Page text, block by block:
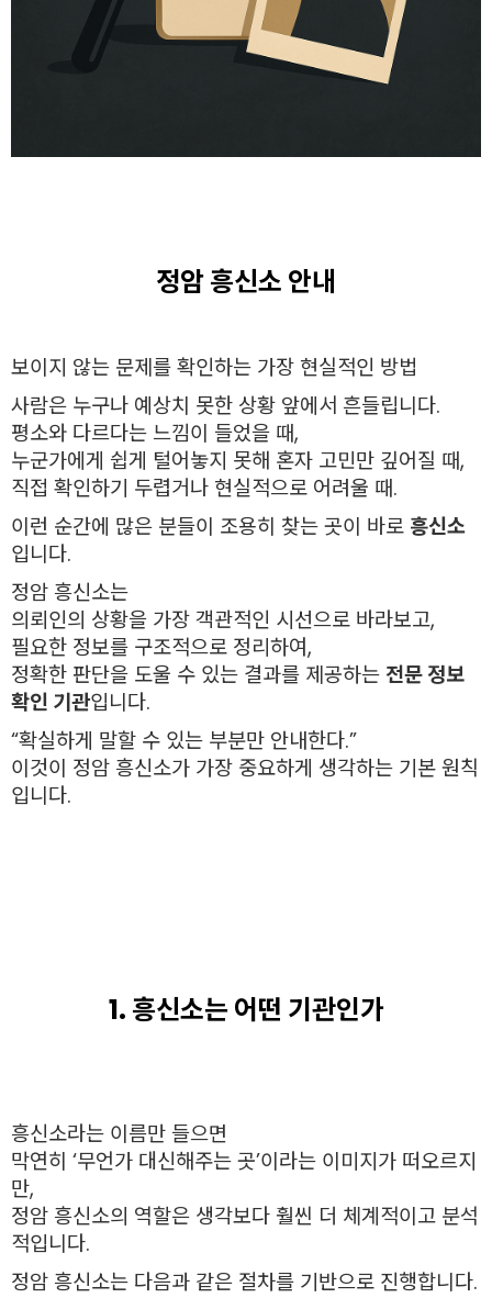
정암 흥신소 안내
보이지 않는 문제를 확인하는 가장 현실적인 방법
사람은 누구나 예상치 못한 상황 앞에서 흔들립니다.
평소와 다르다는 느낌이 들었을 때,
누군가에게 쉽게 털어놓지 못해 혼자 고민만 깊어질 때,
직접 확인하기 두렵거나 현실적으로 어려울 때.
이런 순간에 많은 분들이 조용히 찾는 곳이 바로 흥신소
입니다.
정암 흥신소는
의뢰인의 상황을 가장 객관적인 시선으로 바라보고,
필요한 정보를 구조적으로 정리하여,
정확한 판단을 도울 수 있는 결과를 제공하는 전문 정보
확인 기관입니다.
“확실하게 말할 수 있는 부분만 안내한다.”
이것이 정암 흥신소가 가장 중요하게 생각하는 기본 원칙
입니다.
1. 흥신소는 어떤 기관인가
흥신소라는 이름만 들으면
막연히 ‘무언가 대신해주는 곳’이라는 이미지가 떠오르지
만,
정암 흥신소의 역할은 생각보다 훨씬 더 체계적이고 분석
적입니다.
정암 흥신소는 다음과 같은 절차를 기반으로 진행합니다.